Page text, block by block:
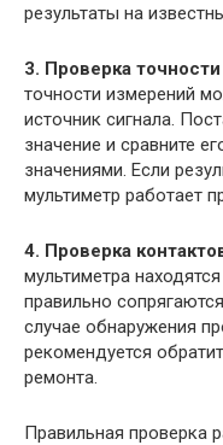
результаты на
3. Проверка
точности измерений
источник сигнала.
значение и сравните
значениями. Если
мультиметр работает
4. Проверка
мультиметра
правильно
случае обнаружения
рекомендуется
ремонта.
Правильная проверка